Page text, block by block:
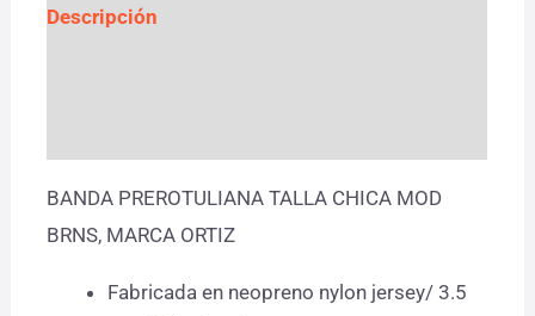
Descripción
BANDA PREROTULIANA TALLA CHICA MOD
BRNS, MARCA ORTIZ
Fabricada en neopreno nylon jersey/ 3.5